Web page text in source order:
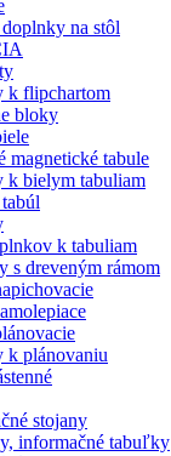
na stôl
k flipchartom
bloky
magnetické tabule
k bielym tabuliam
k tabuliam
s dreveným rámom
k plánovaniu
stojany
informačné tabuľky